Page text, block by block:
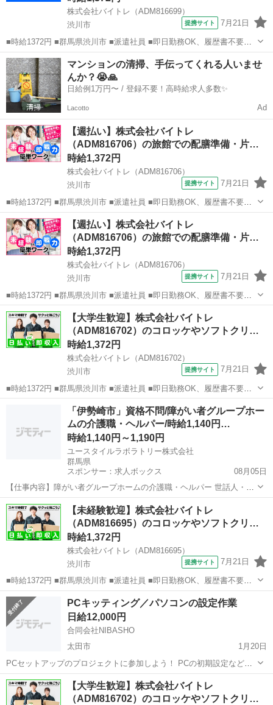
株式会社バイトレ（ADM816699）
渋川市
提携サイト 7月21日
■時給1372円 ■群馬県渋川市 ■派遣社員 ■即日勤務OK、履歴書不要、
友達と応募OK、未経験歓迎、大学生歓迎、女性活躍中、主婦・主夫歓
迎、フリーター歓迎、学歴不問、ブランクOK、ミドル（40代～）活躍
中、日払い、週払い、...
群馬 渋川市
マンションの清掃、手伝ってくれる人いませ
んか？😭🙏
日給例1万円〜 / 登録不要！高時給求人多数✨
Lacotto Ad
【週払い】株式会社バイトレ
（ADM816706）の旅館での配膳準備・片づ
け業務
時給1,372円
株式会社バイトレ（ADM816706）
渋川市
提携サイト 7月21日
■時給1372円 ■群馬県渋川市 ■派遣社員 ■即日勤務OK、履歴書不要、
友達と応募OK、未経験歓迎、大学生歓迎、女性活躍中、主婦・主夫歓
迎、フリーター歓迎、学歴不問、ブランクOK、ミドル（40代～）活躍
中、日払い、週払い、...
群馬 渋川市 その他
【週払い】株式会社バイトレ
（ADM816706）の旅館での配膳準備・片づ
け業務
時給1,372円
株式会社バイトレ（ADM816706）
渋川市
提携サイト 7月21日
■時給1372円 ■群馬県渋川市 ■派遣社員 ■即日勤務OK、履歴書不要、
友達と応募OK、未経験歓迎、大学生歓迎、女性活躍中、主婦・主夫歓
迎、フリーター歓迎、学歴不問、ブランクOK、ミドル（40代～）活躍
中、日払い、週払い、...
群馬 渋川市 その他
【大学生歓迎】株式会社バイトレ
（ADM816702）のコロッケやソフトクリー
ム…
時給1,372円
株式会社バイトレ（ADM816702）
渋川市
提携サイト 7月21日
■時給1372円 ■群馬県渋川市 ■派遣社員 ■即日勤務OK、履歴書不要、
友達と応募OK、未経験歓迎、大学生歓迎、女性活躍中、主婦・主夫歓
迎、フリーター歓迎、学歴不問、ブランクOK、ミドル（40代～）活躍
中、日払い、週払い、...
その他
「伊勢崎市」資格不問/障がい者グループホー
ムの介護職・ヘルパー/時給1,140円…
時給1,140円～1,190円
ユースタイルラボラトリー株式会社
群馬県
スポンサー：求人ボックス
08月05日
【仕事内容】障がい者グループホームの介護職・ヘルパー 世話人・生
活支援員としての業務を行っていただきます。 <主な業務内容> お食
事の準備 食事・入浴・就寝の支援 日常生活の相談業務 健康管理、記
録 就業支援施設への送り出し など...
アルバイト・パート
【未経験歓迎】株式会社バイトレ
（ADM816695）のコロッケやソフトクリー
ム…
時給1,372円
株式会社バイトレ（ADM816695）
渋川市
提携サイト 7月21日
■時給1372円 ■群馬県渋川市 ■派遣社員 ■即日勤務OK、履歴書不要、
友達と応募OK、未経験歓迎、大学生歓迎、女性活躍中、主婦・主夫歓
迎、フリーター歓迎、学歴不問、ブランクOK、ミドル（40代～）活躍
中、日払い、週払い、...
群馬 その他
PCキッティング／パソコンの設定作業
日給12,000円
合同会社NIBASHO
太田市
1月20日
PCセットアップのプロジェクトに参加しよう！ PCの初期設定などを
行う「キッティング」業務を担当していただきます。 プロジェクトは
継続中で、今後さらに拡大予定！ 勤務開始時期についてもご相談に応
じます。 ☆業...
群馬 太田市 その他 キッティング
【大学生歓迎】株式会社バイトレ
（ADM816702）のコロッケやソフトクリー